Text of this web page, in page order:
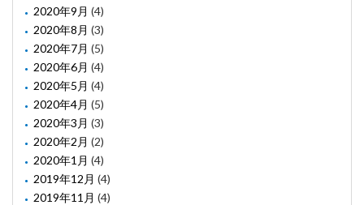
2020年9月 (4)
2020年8月 (3)
2020年7月 (5)
2020年6月 (4)
2020年5月 (4)
2020年4月 (5)
2020年3月 (3)
2020年2月 (2)
2020年1月 (4)
2019年12月 (4)
2019年11月 (4)